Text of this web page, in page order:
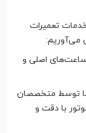
تعمیرات
می‌آوریم:
ساعت‌های اصلی و
توسط متخصصان
با دقت و